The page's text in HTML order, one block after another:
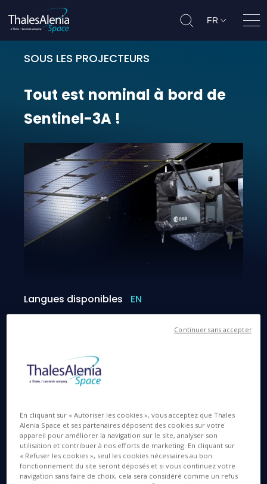
FR
SOUS LES PROJECTEURS
Tout est nominal à bord de
Tout est nominal à bord de
Sentinel-3A !
Langues disponibles EN
Space and dedicated to environmental monitoring
and oceanography, was launched from the Plesetsk
Cosmodrome in Russia on February 16, 2016. It has
just passed its in-orbit commissioning review (IOCR),
showing that all functions are operating correctly
and delivering the specified performance.
En cliquant sur « Autoriser les cookies », vous acceptez que Thales
Alenia Space et ses partenaires déposent des cookies sur votre
appareil pour améliorer la navigation sur le site, analyser son
utilisation et contribuer à nos efforts de marketing. En cliquant sur
« Refuser les cookies », seul les cookies nécessaires au bon
fonctionnement du site seront déposés et si vous continuez votre
navigation sans faire de choix, cela sera considéré comme un refus
Continuer sans accepter